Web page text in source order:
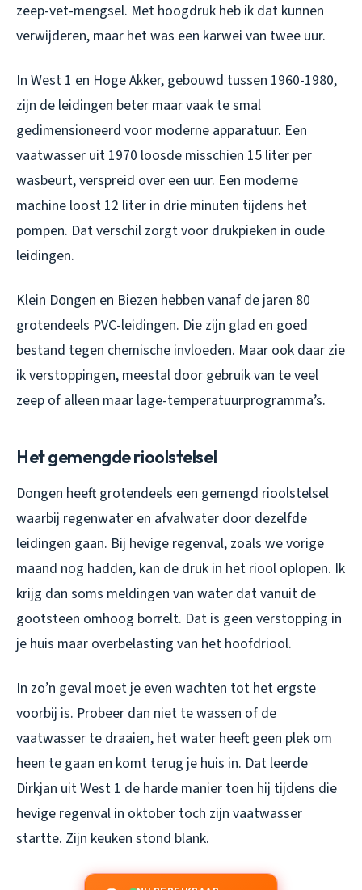
zeep-vet-mengsel. Met hoogdruk heb ik dat kunnen
verwijderen, maar het was een karwei van twee uur.
In West 1 en Hoge Akker, gebouwd tussen 1960-1980,
zijn de leidingen beter maar vaak te smal
gedimensioneerd voor moderne apparatuur. Een
vaatwasser uit 1970 loosde misschien 15 liter per
wasbeurt, verspreid over een uur. Een moderne
machine loost 12 liter in drie minuten tijdens het
pompen. Dat verschil zorgt voor drukpieken in oude
leidingen.
Klein Dongen en Biezen hebben vanaf de jaren 80
grotendeels PVC-leidingen. Die zijn glad en goed
bestand tegen chemische invloeden. Maar ook daar zie
ik verstoppingen, meestal door gebruik van te veel
zeep of alleen maar lage-temperatuurprogramma’s.
Het gemengde rioolstelsel
Dongen heeft grotendeels een gemengd rioolstelsel
waarbij regenwater en afvalwater door dezelfde
leidingen gaan. Bij hevige regenval, zoals we vorige
maand nog hadden, kan de druk in het riool oplopen. Ik
krijg dan soms meldingen van water dat vanuit de
gootsteen omhoog borrelt. Dat is geen verstopping in
je huis maar overbelasting van het hoofdriool.
In zo’n geval moet je even wachten tot het ergste
voorbij is. Probeer dan niet te wassen of de
vaatwasser te draaien, het water heeft geen plek om
heen te gaan en komt terug je huis in. Dat leerde
Dirkjan uit West 1 de harde manier toen hij tijdens die
hevige regenval in oktober toch zijn vaatwasser
startte. Zijn keuken stond blank.